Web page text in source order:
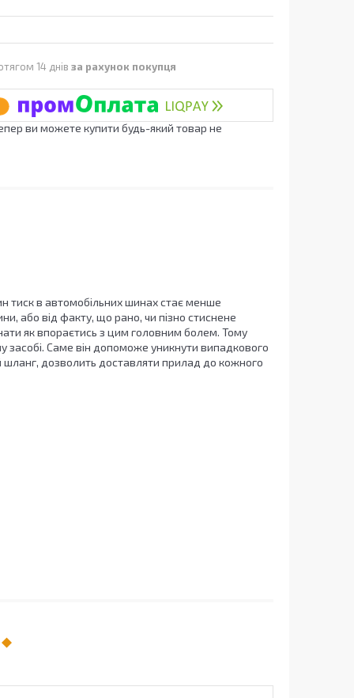
14 днів за рахунок покупця
ви можете купити будь-який товар не
тиск в автомобільних шинах стає менше
або від факту, що рано, чи пізно стиснене
як впораєтись з цим головним болем. Тому
Саме він допоможе уникнути випадкового
дозволить доставляти прилад до кожного